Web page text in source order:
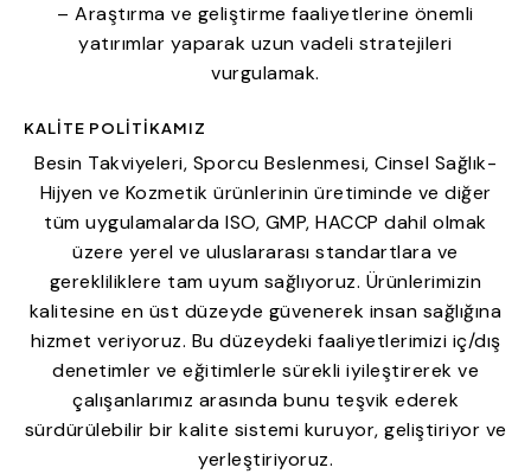
– Araştırma ve geliştirme faaliyetlerine önemli
yatırımlar yaparak uzun vadeli stratejileri
vurgulamak.
KALITE POLITIKAMIZ
Besin Takviyeleri, Sporcu Beslenmesi, Cinsel Sağlık-
Hijyen ve Kozmetik ürünlerinin üretiminde ve diğer
tüm uygulamalarda ISO, GMP, HACCP dahil olmak
üzere yerel ve uluslararası standartlara ve
gerekliliklere tam uyum sağlıyoruz. Ürünlerimizin
kalitesine en üst düzeyde güvenerek insan sağlığına
hizmet veriyoruz. Bu düzeydeki faaliyetlerimizi iç/dış
denetimler ve eğitimlerle sürekli iyileştirerek ve
çalışanlarımız arasında bunu teşvik ederek
sürdürülebilir bir kalite sistemi kuruyor, geliştiriyor ve
yerleştiriyoruz.